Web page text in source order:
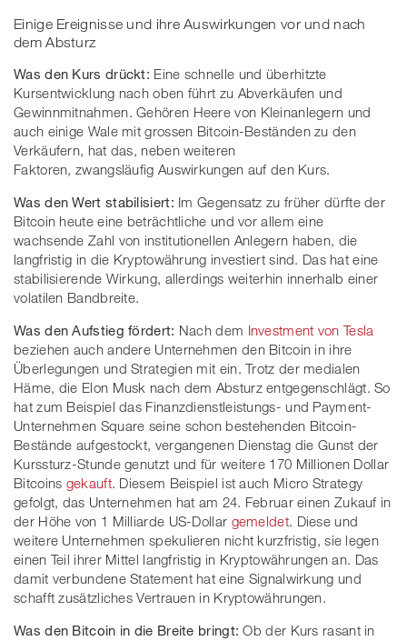
Einige Ereignisse und ihre Auswirkungen vor und nach
dem Absturz
Was den Kurs drückt: Eine schnelle und überhitzte
Kursentwicklung nach oben führt zu Abverkäufen und
Gewinnmitnahmen. Gehören Heere von Kleinanlegern und
auch einige Wale mit grossen Bitcoin-Beständen zu den
Verkäufern, hat das, neben weiteren
Faktoren, zwangsläufig Auswirkungen auf den Kurs.
Was den Wert stabilisiert: Im Gegensatz zu früher dürfte der
Bitcoin heute eine beträchtliche und vor allem eine
wachsende Zahl von institutionellen Anlegern haben, die
langfristig in die Kryptowährung investiert sind. Das hat eine
stabilisierende Wirkung, allerdings weiterhin innerhalb einer
volatilen Bandbreite.
Was den Aufstieg fördert: Nach dem Investment von Tesla
beziehen auch andere Unternehmen den Bitcoin in ihre
Überlegungen und Strategien mit ein. Trotz der medialen
Häme, die Elon Musk nach dem Absturz entgegenschlägt. So
hat zum Beispiel das Finanzdienstleistungs- und Payment-
Unternehmen Square seine schon bestehenden Bitcoin-
Bestände aufgestockt, vergangenen Dienstag die Gunst der
Kurssturz-Stunde genutzt und für weitere 170 Millionen Dollar
Bitcoins gekauft. Diesem Beispiel ist auch Micro Strategy
gefolgt, das Unternehmen hat am 24. Februar einen Zukauf in
der Höhe von 1 Milliarde US-Dollar gemeldet. Diese und
weitere Unternehmen spekulieren nicht kurzfristig, sie legen
einen Teil ihrer Mittel langfristig in Kryptowährungen an. Das
damit verbundene Statement hat eine Signalwirkung und
schafft zusätzliches Vertrauen in Kryptowährungen.
Was den Bitcoin in die Breite bringt:Ob der Kurs rasant in